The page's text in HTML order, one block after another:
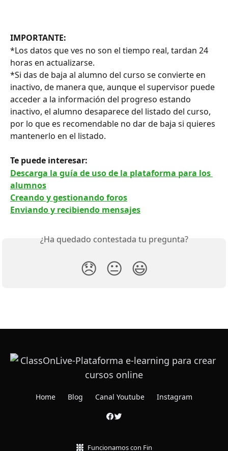
IMPORTANTE:
*Los datos que ves no son el tiempo real, tardan 24
horas en actualizarse.
*Si das de baja al alumno del curso se convierte en
inactivo, de manera que, aunque el supervisor puede
acceder a la información del progreso estando
inactivo, el alumno desaparece del listado del curso,
por lo que es recomendable no dar de baja si quieres
mantenerlo en el listado.
Te puede interesar:
Descarga la guía de uso de la plataforma para los
alumnos
Creando y gestionando foros
Enviando y recibiendo mensajes
¿Ha quedado contestada tu pregunta?
😞 😐 😃
Home Blog Canal Youtube Instagram
Funcionamos con Fin